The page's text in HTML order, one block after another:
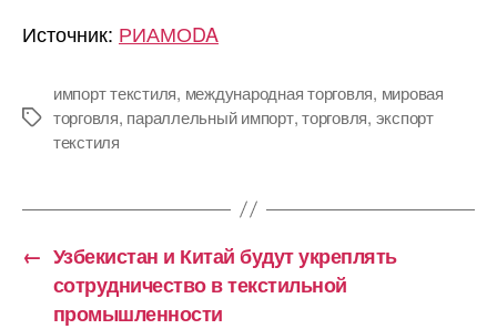
Источник: РИАМОDA
Метки
импорт текстиля, международная торговля, мировая
торговля, параллельный импорт,торговля, экспорт
текстиля
← Узбекистан и Китай будут укреплять
сотрудничество в текстильной
промышленности